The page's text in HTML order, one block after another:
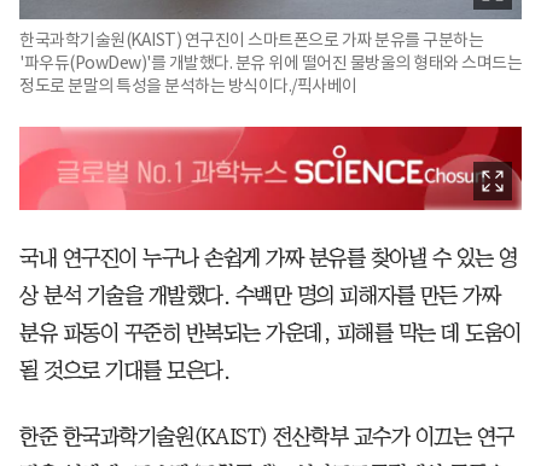
한국과학기술원(KAIST) 연구진이 스마트폰으로 가짜 분유를 구분하는
'파우듀(PowDew)'를 개발했다. 분유 위에 떨어진 물방울의 형태와 스며드는
정도로 분말의 특성을 분석하는 방식이다./픽사베이
국내 연구진이 누구나 손쉽게 가짜 분유를 찾아낼 수 있는 영
상 분석 기술을 개발했다. 수백만 명의 피해자를 만든 가짜
분유 파동이 꾸준히 반복되는 가운데, 피해를 막는 데 도움이
될 것으로 기대를 모은다.
한준 한국과학기술원(KAIST) 전산학부 교수가 이끄는 연구